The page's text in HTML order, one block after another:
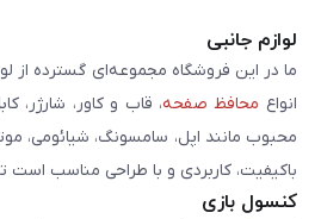
لوازم جانبی
ما در این فروشگاه مجموعه‌ای گسترده از
انواع محافظ صفحه، قاب و کاور، شارژر،
محبوب مانند اپل، سامسونگ، شیائومی،
باکیفیت، کاربردی و با طراحی مناسب است
کنسول بازی